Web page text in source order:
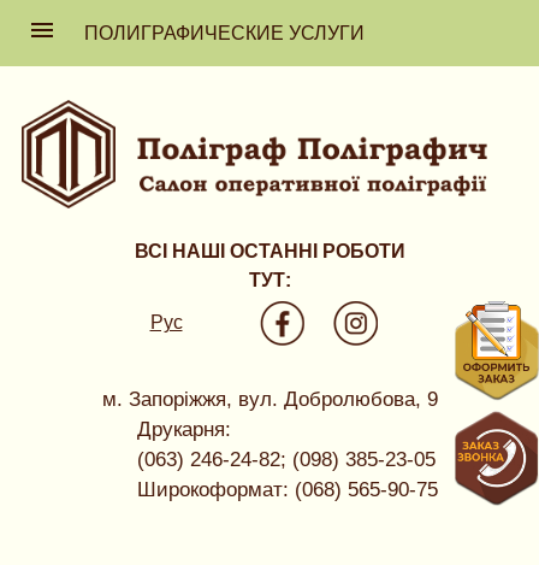
ПОЛИГРАФИЧЕСКИЕ УСЛУГИ
ВСІ НАШІ ОСТАННІ РОБОТИ
ТУТ:
Рус
м. Запоріжжя, вул. Добролюбова, 9
Друкарня:
(063) 246-24-82; (098) 385-23-05
Широкоформат: (068) 565-90-75